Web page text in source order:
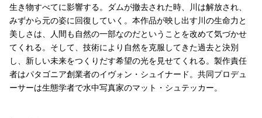
生き物すべてに影響する。ダムが撤去された時、川は解放され、
みずから元の姿に回復していく。本作品が映し出す川の生命力と
美しさは、人間も自然の一部なのだということを改めて気づかせ
てくれる。そして、技術により自然を克服してきた過去と決別
し、新しい未来をつくりだす希望の光を見せてくれる。製作責任
者はパタゴニア創業者のイヴォン・シュイナード。共同プロデュ
ーサーは生態学者で水中写真家のマット・シュテッカー。